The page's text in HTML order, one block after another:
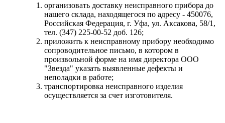
организовать доставку неисправного прибора до
нашего склада, находящегося по адресу - 450076,
Российская Федерация, г. Уфа, ул. Аксакова, 58/1,
тел. (347) 225-00-52 доб. 126;
приложить к неисправному прибору необходимо
сопроводительное письмо, в котором в
произвольной форме на имя директора ООО
"Звезда" указать выявленные дефекты и
неполадки в работе;
транспортировка неисправного изделия
осуществляется за счет изготовителя.